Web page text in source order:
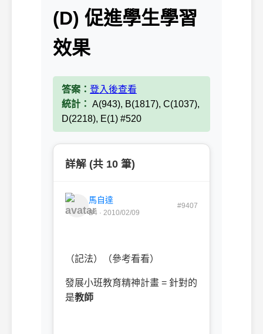
(D) 促進學生學習
效果
答案： 登入後查看
統計： A(943), B(1817), C(1037),
D(2218), E(1) #520
詳解 (共 10 筆)
馬自達
B4 · 2010/02/09
#9407
（記法）（參考看看）
發展小班教育精神計畫 = 針對的
是教師